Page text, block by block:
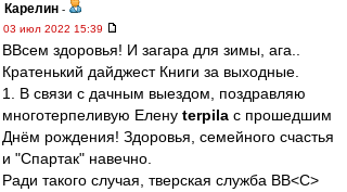
Карелин -
03 июл 2022 15:39
ВВсем здоровья! И загара для зимы, ага..
Кратенький дайджест Книги за выходные.
1. В связи с дачным выездом, поздравляю
многотерпеливую Елену terpila с прошедшим
Днём рождения! Здоровья, семейного счастья
и "Спартак" навечно.
Ради такого случая, тверская служба ВВ˂С˃